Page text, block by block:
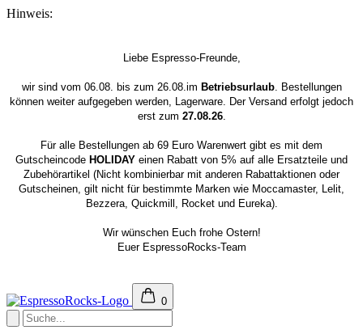
Hinweis:
Liebe Espresso-Freunde,
wir sind vom 06.08. bis zum 26.08.im Betriebsurlaub. Bestellungen
können weiter aufgegeben werden, Lagerware. Der Versand erfolgt jedoch
erst zum 27.08.26.
Für alle Bestellungen ab 69 Euro Warenwert gibt es mit dem
Gutscheincode HOLIDAY einen Rabatt von 5% auf alle Ersatzteile und
Zubehörartikel (Nicht kombinierbar mit anderen Rabattaktionen oder
Gutscheinen, gilt nicht für bestimmte Marken wie Moccamaster, Lelit,
Bezzera, Quickmill, Rocket und Eureka).
Wir wünschen Euch frohe Ostern!
Euer EspressoRocks-Team
0